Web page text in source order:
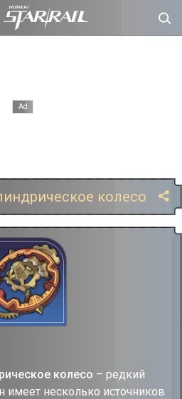
колесо
колесо – редкий
имеет несколько источников